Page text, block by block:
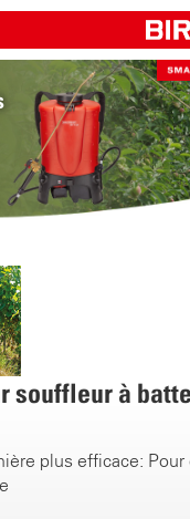
souffleur à
plus efficace: Pour